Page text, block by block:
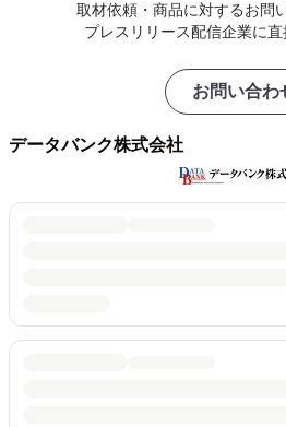
取材依頼・商品に対するお問
プレスリリース配信企業に直
お問い合わ
データバンク株式会社